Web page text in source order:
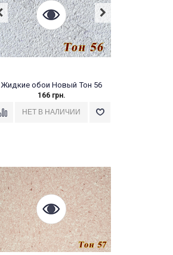
Жидкие обои Новый Тон 56
166 грн.